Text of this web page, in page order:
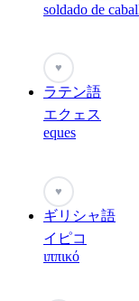
soldado de
♥
ラテン語
エクェス
eques
♥
ギリシャ語
イピコ
ιππικό